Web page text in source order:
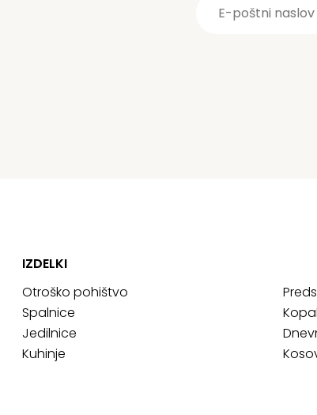
IZDELKI
Otroško pohištvo
Spalnice
Jedilnice
Kuhinje